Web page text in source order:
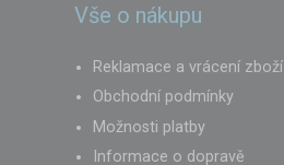
Vše o nákupu
Reklamace a vrácení zboží
Obchodní podmínky
Možnosti platby
Informace o dopravě